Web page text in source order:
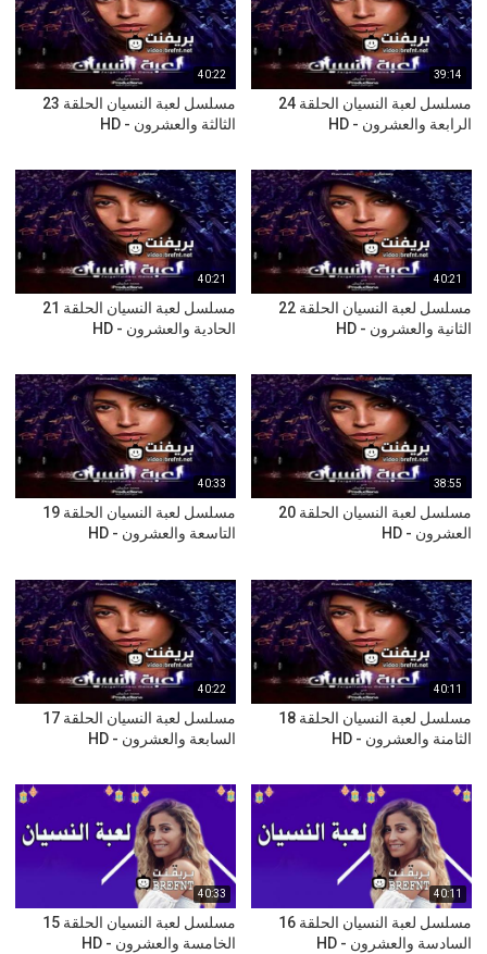
39:14
مسلسل لعبة النسيان الحلقة 24
الرابعة والعشرون - HD
40:22
مسلسل لعبة النسيان الحلقة 23
الثالثة والعشرون - HD
40:21
مسلسل لعبة النسيان الحلقة 22
الثانية والعشرون - HD
40:21
مسلسل لعبة النسيان الحلقة 21
الحادية والعشرون - HD
38:55
مسلسل لعبة النسيان الحلقة 20
العشرون - HD
40:33
مسلسل لعبة النسيان الحلقة 19
التاسعة والعشرون - HD
40:11
مسلسل لعبة النسيان الحلقة 18
الثامنة والعشرون - HD
40:22
مسلسل لعبة النسيان الحلقة 17
السابعة والعشرون - HD
40:11
مسلسل لعبة النسيان الحلقة 16
السادسة والعشرون - HD
40:33
مسلسل لعبة النسيان الحلقة 15
الخامسة والعشرون - HD